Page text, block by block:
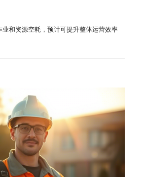
和资源空耗，预计可提升整体运营效率